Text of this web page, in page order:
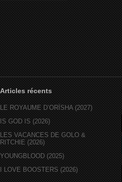
LaTanya Richardson
Articles récents
LE ROYAUME D’ORÏSHA (2027)
IS GOD IS (2026)
LES VACANCES DE GOLO &
RITCHIE (2026)
YOUNGBLOOD (2025)
I LOVE BOOSTERS (2026)